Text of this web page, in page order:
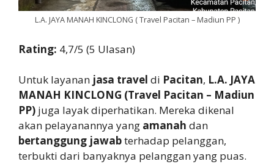
L.A. JAYA MANAH KINCLONG ( Travel Pacitan – Madiun PP )
Rating: 4,7/5 (5 Ulasan)
Untuk layanan jasa travel di Pacitan, L.A. JAYA
MANAH KINCLONG (Travel Pacitan – Madiun
PP) juga layak diperhatikan. Mereka dikenal
akan pelayanannya yang amanah dan
bertanggung jawabterhadap pelanggan,
terbukti dari banyaknya pelanggan yang puas.